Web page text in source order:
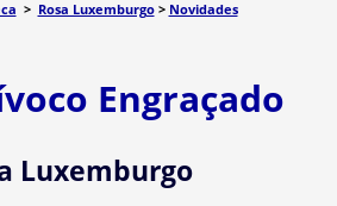
> Rosa Luxemburgo> Novidades
Engraçado
Luxemburgo